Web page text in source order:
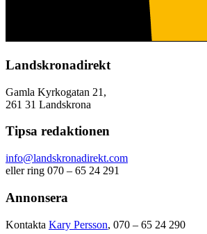
Landskronadirekt
Gamla Kyrkogatan 21,
261 31 Landskrona
Tipsa redaktionen
info@landskronadirekt.com
eller ring 070 – 65 24 291
Annonsera
Kontakta Kary Persson, 070 – 65 24 290